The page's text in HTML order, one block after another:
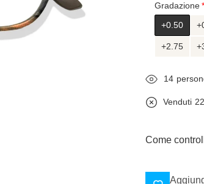
Gradazione
+0.50
+2.75
14
Venduti 22
Come